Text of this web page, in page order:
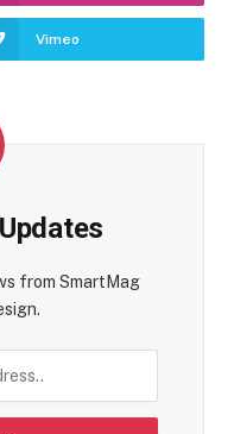
Vimeo
from SmartMag